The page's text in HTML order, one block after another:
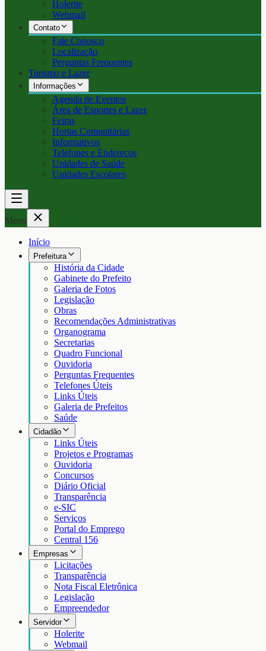
Holerite
Webmail
Contato
Fale Conosco
Localização
Perguntas Frequentes
Turismo e Lazer
Informações
Agenda de Eventos
Área de Esportes e Lazer
Feiras
Hortas Comunitárias
Informativos
Telefones e Endereços
Unidades de Saúde
Unidades Escolares
Menu
Início
Prefeitura
História da Cidade
Gabinete do Prefeito
Galeria de Fotos
Legislação
Obras
Recomendações Administrativas
Organograma
Secretarias
Quadro Funcional
Ouvidoria
Perguntas Frequentes
Telefones Úteis
Links Úteis
Galeria de Prefeitos
Saúde
Cidadão
Links Úteis
Projetos e Programas
Ouvidoria
Concursos
Diário Oficial
Transparência
e-SIC
Serviços
Portal do Emprego
Central 156
Empresas
Licitações
Transparência
Nota Fiscal Eletrônica
Legislação
Empreendedor
Servidor
Holerite
Webmail